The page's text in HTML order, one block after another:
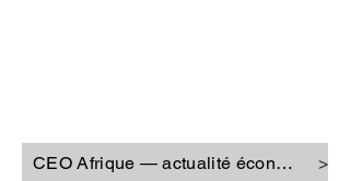
CEO Afrique — actualité économique
>